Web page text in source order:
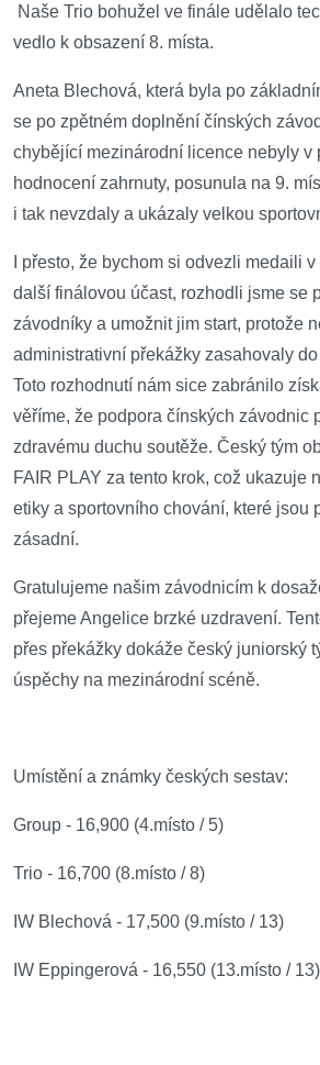
Naše Trio bohužel ve finále udělalo
vedlo k obsazení 8. místa.
Aneta Blechová, která byla po
se po zpětném doplnění čínských
chybějící mezinárodní licence nebyly v
hodnocení zahrnuty, posunula na 9.
i tak nevzdaly a ukázaly velkou
I přesto, že bychom si odvezli medaili
další finálovou účast, rozhodli jsme se
závodníky a umožnit jim start, protože
administrativní překážky zasahovaly
Toto rozhodnutí nám sice zabránilo
věříme, že podpora čínských závodnic
zdravému duchu soutěže. Český tým
FAIR PLAY za tento krok, což ukazuje
etiky a sportovního chování, které jsou
zásadní.
Gratulujeme našim závodnicím k
přejeme Angelice brzké uzdravení.
přes překážky dokáže český juniorský
úspěchy na mezinárodní scéně.
Umístění a známky českých sestav:
Group - 16,900 (4.místo / 5)
Trio - 16,700 (8.místo / 8)
IW Blechová - 17,500 (9.místo / 13)
IW Eppingerová - 16,550 (13.místo / 13)